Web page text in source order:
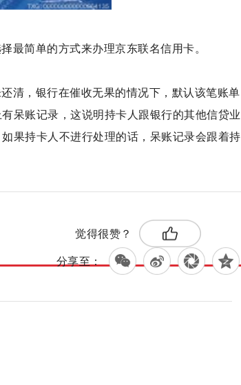
最简单的方式来办理京东联名信用卡。
清，银行在催收无果的情况下，默认该笔账单
呆账记录，这说明持卡人跟银行的其他信贷业
果持卡人不进行处理的话，呆账记录会跟着持
觉得很赞？
分享至：